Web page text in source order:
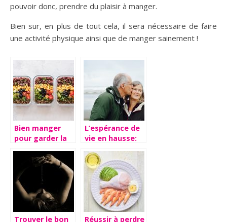
pouvoir donc, prendre du plaisir à manger.
Bien sur, en plus de tout cela, il sera nécessaire de faire
une activité physique ainsi que de manger sainement !
Bien manger
pour garder la
astuces
L’espérance de
vie en hausse:
en bonne
santé?
Trouver le bon Réussir à perdre